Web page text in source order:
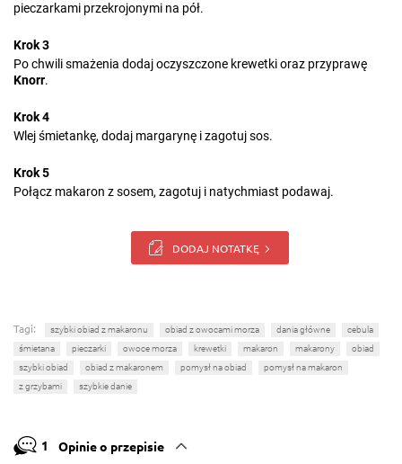
pieczarkami przekrojonymi na pół.
Krok 3
Po chwili smażenia dodaj oczyszczone krewetki oraz przyprawę
Knorr.
Krok 4
Wlej śmietankę, dodaj margarynę i zagotuj sos.
Krok 5
Połącz makaron z sosem, zagotuj i natychmiast podawaj.
DODAJ NOTATKĘ
Tagi: szybki obiad z makaronu obiad z owocami morza dania główne
cebula
śmietana
pieczarki owoce morza krewetki makaron makarony
obiad
szybki obiad
obiad z makaronem pomysł na obiad
pomysł na makaron
z grzybami
szybkie danie
1 Opinie o przepisie